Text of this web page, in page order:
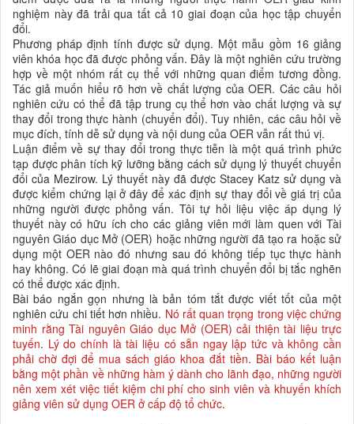
nghiệm này đã trải qua tất cả 10 giai đoạn của học tập chuyển
đổi.
Phương pháp định tính được sử dụng. Một mẫu gồm 16 giảng
viên khóa học đã được phỏng vấn. Đây là một nghiên cứu trường
hợp về một nhóm rất cụ thể với những quan điểm tương đồng.
Tác giả muốn hiểu rõ hơn về chất lượng của OER. Các câu hỏi
nghiên cứu có thể đã tập trung cụ thể hơn vào chất lượng và sự
thay đổi trong thực hành (chuyển đổi). Tuy nhiên, các câu hỏi về
mục đích, tính dễ sử dụng và nội dung của OER vẫn rất thú vị.
Luận điểm về sự thay đổi trong thực tiễn là một quá trình phức
tạp được phân tích kỹ lưỡng bằng cách sử dụng lý thuyết chuyển
đổi của Mezirow. Lý thuyết này đã được Stacey Katz sử dụng và
được kiểm chứng lại ở đây để xác định sự thay đổi về giá trị của
những người được phỏng vấn. Tôi tự hỏi liệu việc áp dụng lý
thuyết này có hữu ích cho các giảng viên mới làm quen với Tài
nguyên Giáo dục Mở (OER) hoặc những người đã tạo ra hoặc sử
dụng một OER nào đó nhưng sau đó không tiếp tục thực hành
hay không. Có lẽ giai đoạn mà quá trình chuyển đổi bị tắc nghẽn
có thể được xác định.
Bài báo ngắn gọn nhưng là bản tóm tắt được viết tốt của một
nghiên cứu chi tiết hơn nhiều. Nó rất quan trọng trong việc chứng
minh rằng Tài nguyên Giáo dục Mở (OER) cải thiện tài liệu trực
tuyến. Lý do chính là tài liệu có sẵn ngay lập tức và không cần
phải chờ đợi để mua sách giáo khoa đắt tiền. Bài báo kết luận
bằng một phần về những hàm ý dành cho lãnh đạo, những người
nên xem xét việc tiết kiệm chi phí cho sinh viên và khuyến khích
giảng viên sử dụng OER ở cấp độ tổ chức.